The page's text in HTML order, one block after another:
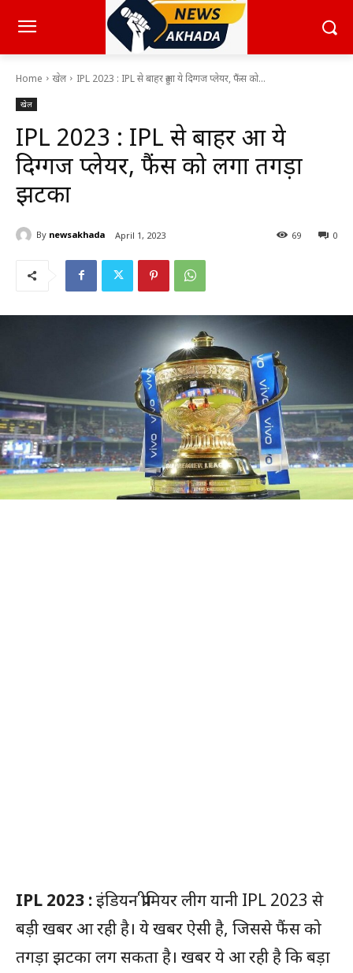
Home खेल IPL 2023 : IPL से बाहर हुआ ये दिग्गज प्लेयर, फैंस को...
खेल
IPL 2023 : IPL से बाहर हुआ ये
दिग्गज प्लेयर, फैंस को लगा तगड़ा
झटका
By newsakhada April 1, 2023 0
69
IPL 2023 :इंडियन प्रीमियर लीग यानी IPL 2023 से
बड़ी खबर आ रही है। ये खबर ऐसी है, जिससे फैंस को
तगड़ा झटका लग सकता है। खबर ये आ रही है कि बड़ा